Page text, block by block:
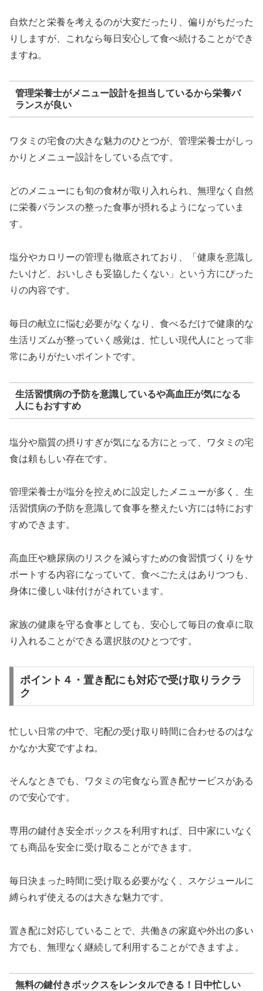
自炊だと栄養を考えるのが大変だったり、偏りがちだった
りしますが、これなら毎日安心して食べ続けることができ
ますね。
管理栄養士がメニュー設計を担当しているから栄養バ
ランスが良い
ワタミの宅食の大きな魅力のひとつが、管理栄養士がしっ
かりとメニュー設計をしている点です。
どのメニューにも旬の食材が取り入れられ、無理なく自然
に栄養バランスの整った食事が摂れるようになっていま
す。
塩分やカロリーの管理も徹底されており、「健康を意識し
たいけど、おいしさも妥協したくない」という方にぴった
りの内容です。
毎日の献立に悩む必要がなくなり、食べるだけで健康的な
生活リズムが整っていく感覚は、忙しい現代人にとって非
常にありがたいポイントです。
生活習慣病の予防を意識しているや高血圧が気になる
人にもおすすめ
塩分や脂質の摂りすぎが気になる方にとって、ワタミの宅
食は頼もしい存在です。
管理栄養士が塩分を控えめに設定したメニューが多く、生
活習慣病の予防を意識して食事を整えたい方には特におす
すめできます。
高血圧や糖尿病のリスクを減らすための食習慣づくりをサ
ポートする内容になっていて、食べごたえはありつつも、
身体に優しい味付けがされています。
家族の健康を守る食事としても、安心して毎日の食卓に取
り入れることができる選択肢のひとつです。
ポイント４・置き配にも対応で受け取りラクラ
ク
忙しい日常の中で、宅配の受け取り時間に合わせるのはな
かなか大変ですよね。
そんなときでも、ワタミの宅食なら置き配サービスがある
ので安心です。
専用の鍵付き安全ボックスを利用すれば、日中家にいなく
ても商品を安全に受け取ることができます。
毎日決まった時間に受け取る必要がなく、スケジュールに
縛られず使えるのは大きな魅力です。
置き配に対応していることで、共働きの家庭や外出の多い
方でも、無理なく継続して利用することができますよ。
無料の鍵付きボックスをレンタルできる！日中忙しい